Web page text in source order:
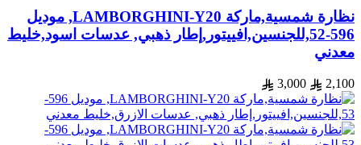
نظارة شمسية,ماركة LAMBORGHINI-Y20, موديل
596-52,للجنسين,افييتور,إطار ذهبي, عدسات اسود,خليط
معدني
2,100
3,000